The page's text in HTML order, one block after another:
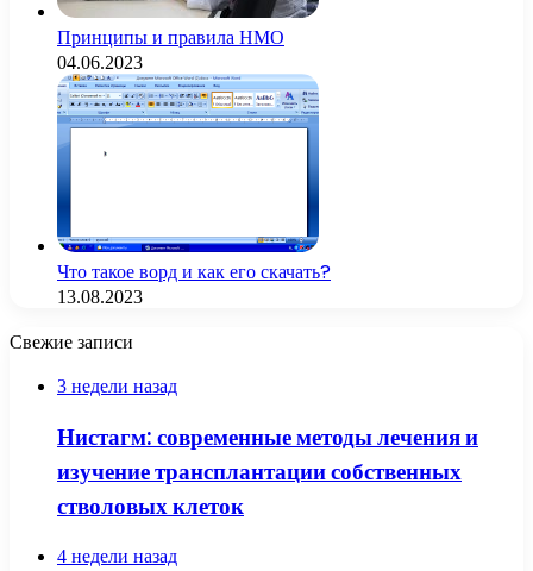
Принципы и правила НМО
04.06.2023
Что такое ворд и как его скачать?
13.08.2023
Свежие записи
3 недели назад
Нистагм: современные методы лечения и
изучение трансплантации собственных
стволовых клеток
4 недели назад